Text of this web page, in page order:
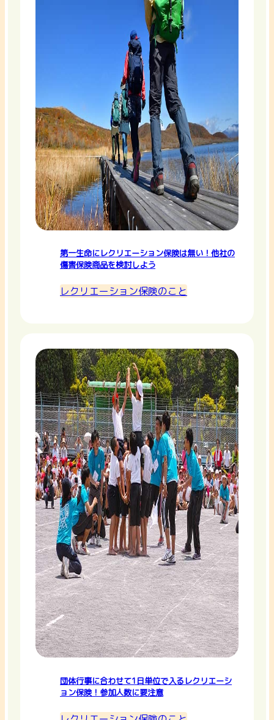
第一生命にレクリエーション保険は無い！他社の
傷害保険商品を検討しよう
レクリエーション保険のこと
団体行事に合わせて1日単位で入るレクリエーシ
ョン保険！参加人数に要注意